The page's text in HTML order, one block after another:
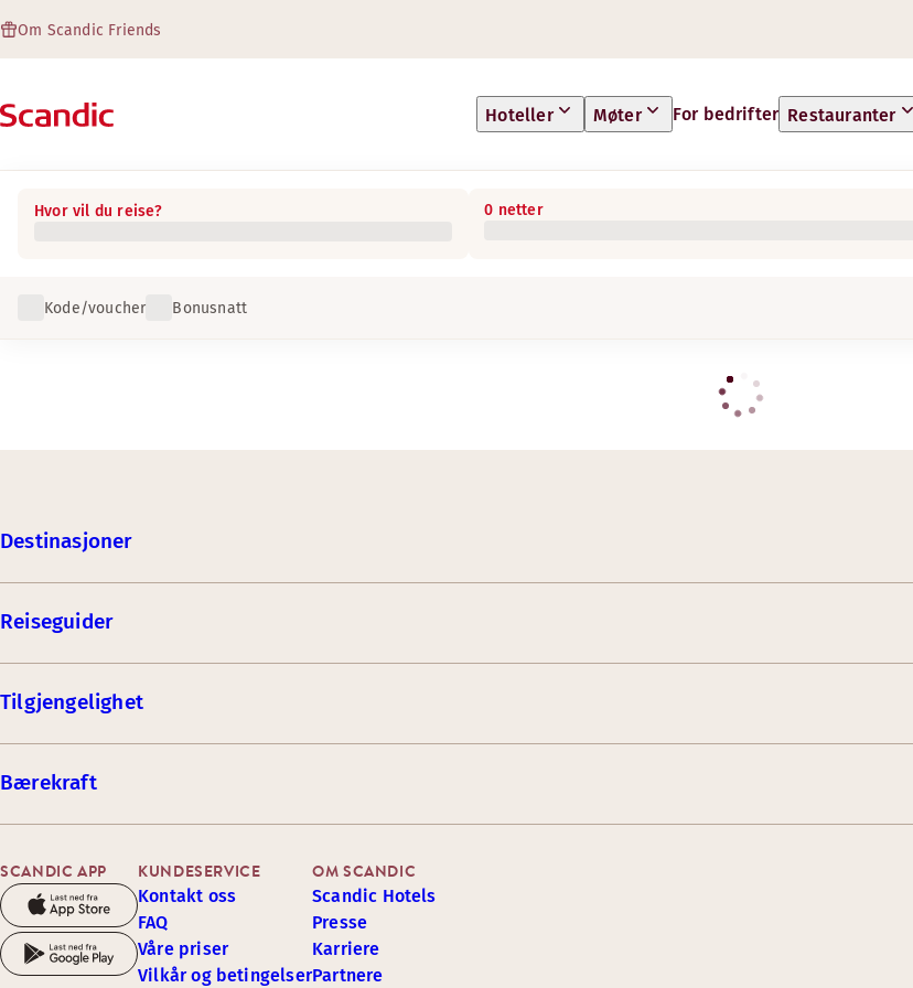
Om Scandic Friends
Hoteller Møter For bedrifter Restauranter
Hvor vil du reise? 0 netter
Kode/voucher Bonusnatt
Destinasjoner
Reiseguider
Tilgjengelighet
Bærekraft
SCANDIC APP KUNDESERVICE
Kontakt oss
FAQ
Våre priser
Vilkår og betingelser
OM SCANDIC
Scandic Hotels
Presse
Karriere
Partnere